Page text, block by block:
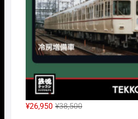
し
た。
で
す。
¥38,500元
¥26,950
現